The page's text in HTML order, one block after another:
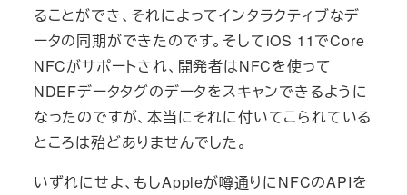
ることができ、それによってインタラクティブなデ
ータの同期ができたのです。そしてiOS 11でCore
NFCがサポートされ、開発者はNFCを使って
NDEFデータタグのデータをスキャンできるように
なったのですが、本当にそれに付いてこられている
ところは殆どありませんでした。
いずれにせよ、もしAppleが噂通りにNFCのAPIを